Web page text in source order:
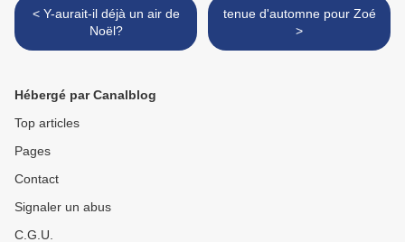
< Y-aurait-il déjà un air de
Noël?
tenue d'automne pour Zoé
>
Hébergé par Canalblog
Top articles
Pages
Contact
Signaler un abus
C.G.U.